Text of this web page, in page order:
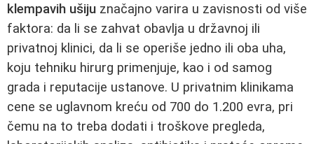
klempavih ušiju značajno varira u zavisnosti od više
faktora: da li se zahvat obavlja u državnoj ili
privatnoj klinici, da li se operiše jedno ili oba uha,
koju tehniku hirurg primenjuje, kao i od samog
grada i reputacije ustanove. U privatnim klinikama
cene se uglavnom kreću od 700 do 1.200 evra, pri
čemu na to treba dodati i troškove pregleda,